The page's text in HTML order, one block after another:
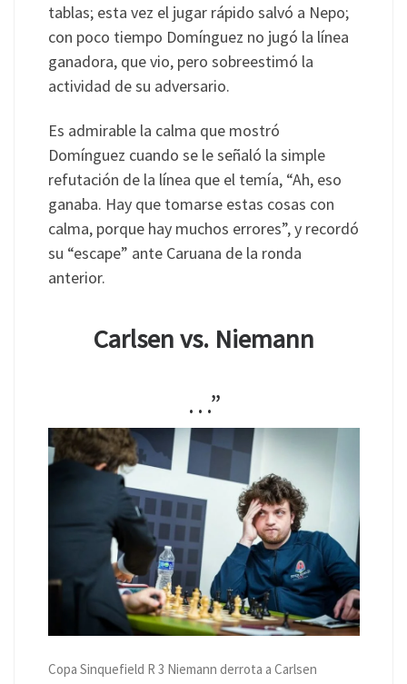
tablas; esta vez el jugar rápido salvó a Nepo;
con poco tiempo Domínguez no jugó la línea
ganadora, que vio, pero sobreestimó la
actividad de su adversario.
Es admirable la calma que mostró
Domínguez cuando se le señaló la simple
refutación de la línea que el temía, “Ah, eso
ganaba. Hay que tomarse estas cosas con
calma, porque hay muchos errores”, y recordó
su “escape” ante Caruana de la ronda
anterior.
Carlsen vs. Niemann
…”
Copa Sinquefield R 3 Niemann derrota a Carlsen